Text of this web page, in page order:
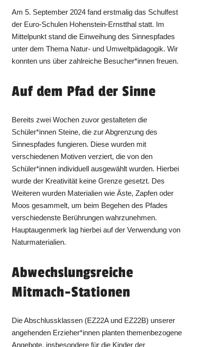
Am 5. September 2024 fand erstmalig das Schulfest
der Euro-Schulen Hohenstein-Ernstthal statt. Im
Mittelpunkt stand die Einweihung des Sinnespfades
unter dem Thema Natur- und Umweltpädagogik. Wir
konnten uns über zahlreiche Besucher*innen freuen.
Auf dem Pfad der Sinne
Bereits zwei Wochen zuvor gestalteten die
Schüler*innen Steine, die zur Abgrenzung des
Sinnespfades fungieren. Diese wurden mit
verschiedenen Motiven verziert, die von den
Schüler*innen individuell ausgewählt wurden. Hierbei
wurde der Kreativität keine Grenze gesetzt. Des
Weiteren wurden Materialien wie Äste, Zapfen oder
Moos gesammelt, um beim Begehen des Pfades
verschiedenste Berührungen wahrzunehmen.
Hauptaugenmerk lag hierbei auf der Verwendung von
Naturmaterialien.
Abwechslungsreiche
Mitmach-Stationen
Die Abschlussklassen (EZ22A und EZ22B) unserer
angehenden Erzieher*innen planten themenbezogene
Angebote, insbesondere für die Kinder der